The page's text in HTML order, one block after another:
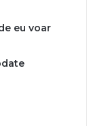
eu voar